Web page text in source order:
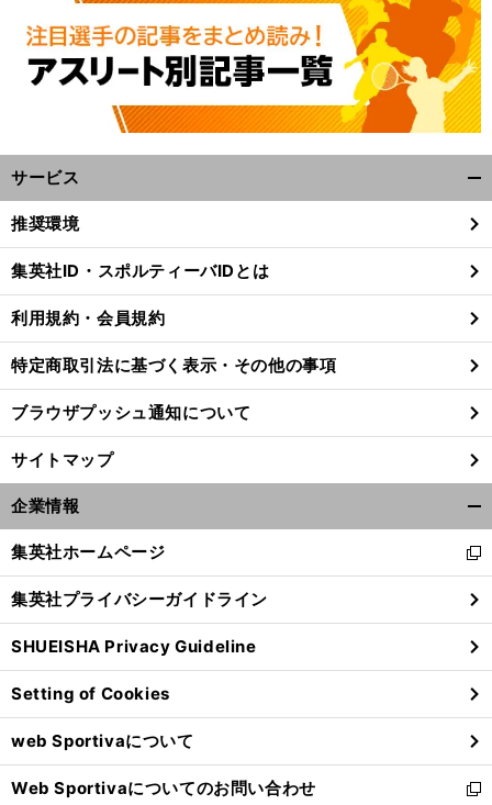
サービス
閉
る
推奨環境
集英社ID・スポルティーバIDとは
利用規約・会員規約
特定商取引法に基づく表示・その他の事項
ブラウザプッシュ通知について
サイトマップ
企業情報
閉
る
集英社ホームページ
新
し
い
ウ
ィ
ン
ド
ウ
で
開
く
集英社プライバシーガイドライン
SHUEISHA Privacy Guideline
Setting of Cookies
web Sportivaについて
Web Sportivaについてのお問い合わせ
新